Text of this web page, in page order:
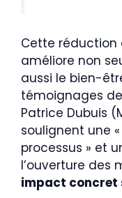
Cette
améliore non
aussi le bien-
témoignages
Patrice Dubuis
soulignent une
processus » et
l’ouverture des
impact concret